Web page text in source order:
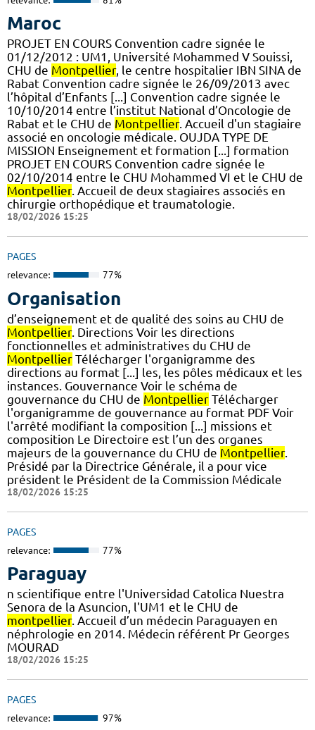
Maroc
PROJET EN COURS Convention cadre signée le
01/12/2012 : UM1, Université Mohammed V Souissi,
CHU de Montpellier, le centre hospitalier IBN SINA de
Rabat Convention cadre signée le 26/09/2013 avec
l’hôpital d’Enfants [...] Convention cadre signée le
10/10/2014 entre l’institut National d’Oncologie de
Rabat et le CHU de Montpellier. Accueil d'un stagiaire
associé en oncologie médicale. OUJDA TYPE DE
MISSION Enseignement et formation [...] formation
PROJET EN COURS Convention cadre signée le
02/10/2014 entre le CHU Mohammed VI et le CHU de
Montpellier. Accueil de deux stagiaires associés en
chirurgie orthopédique et traumatologie.
18/02/2026 15:25
PAGES
relevance: 77%
Organisation
d’enseignement et de qualité des soins au CHU de
Montpellier. Directions Voir les directions
fonctionnelles et administratives du CHU de
Montpellier Télécharger l'organigramme des
directions au format [...] les, les pôles médicaux et les
instances. Gouvernance Voir le schéma de
gouvernance du CHU de Montpellier Télécharger
l'organigramme de gouvernance au format PDF Voir
l'arrêté modifiant la composition [...] missions et
composition Le Directoire est l’un des organes
majeurs de la gouvernance du CHU de Montpellier.
Présidé par la Directrice Générale, il a pour vice
président le Président de la Commission Médicale
18/02/2026 15:25
PAGES
relevance: 77%
Paraguay
n scientifique entre l'Universidad Catolica Nuestra
Senora de la Asuncion, l'UM1 et le CHU de
montpellier. Accueil d’un médecin Paraguayen en
néphrologie en 2014. Médecin référent Pr Georges
MOURAD
18/02/2026 15:25
PAGES
relevance: 97%